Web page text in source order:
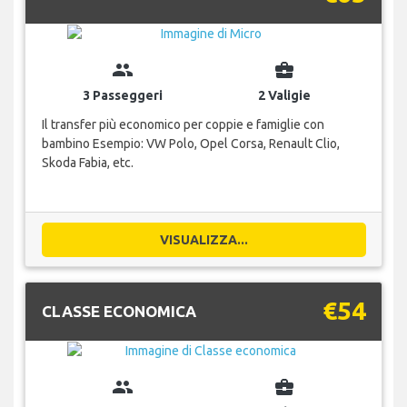
group
3 Passeggeri
business_center
2 Valigie
Il transfer più economico per coppie e famiglie con
bambino Esempio: VW Polo, Opel Corsa, Renault Clio,
Skoda Fabia, etc.
VISUALIZZA...
CLASSE ECONOMICA €54
group business_center